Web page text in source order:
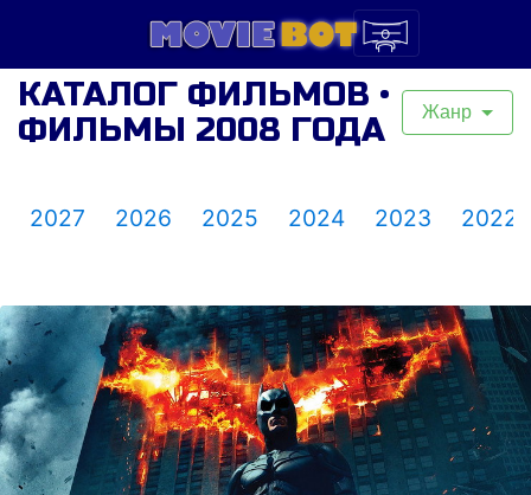
КАТАЛОГ ФИЛЬМОВ •
ФИЛЬМЫ 2008 ГОДА
Жанр
2027 2026 2025 2024 2023 2022